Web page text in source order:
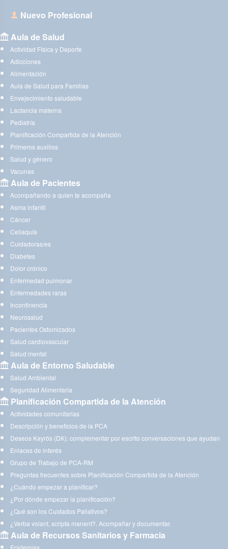
Nuevo Profesional
Aula de Salud
Actividad Física y Deporte
Adicciones
Alimentación
Aula de Salud para Familias
Envejecimiento saludable
Lactancia materna
Pediatría
Planificación Compartida de la Atención
Primeros auxilios
Salud y género
Vacunas
Aula de Pacientes
Acompañando a quien te acompaña
Asma infantil
Cáncer
Celiaquía
Cuidadoras/es
Diabetes
Dolor crónico
Enfermedad pulmonar
Enfermedades raras
Incontinencia
Neurosalud
Pacientes Ostomizados
Salud cardiovascular
Salud mental
Aula de Entorno Saludable
Salud Ambiental
Seguridad Alimentaria
Planificación Compartida de la Atención
Actividades comunitarias
Descripción y beneficios de la PCA
Deseos Kayrós (DK): complementar por escrito conversaciones que ayudan
Enlaces de interés
Grupo de Trabajo de PCA-RM
Preguntas frecuentes sobre Planificación Compartida de la Atención
¿Cuándo empezar a planificar?
¿Por dónde empezar la planificación?
¿Qué son los Cuidados Paliativos?
¿Verba volant, scripta manent?. Acompañar y documentar.
Aula de Recursos Sanitarios y Farmacia
Epidemias